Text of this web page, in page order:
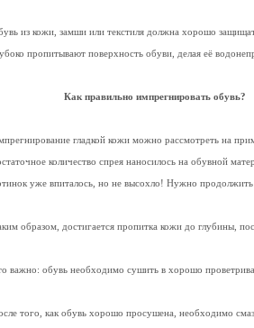
из кожи, замши или текстиля должна хорошо
пропитывают поверхность обуви, делая её
Как правильно импрегнировать обувь?
гладкой кожи можно рассмотреть на
количество спрея наносилось на обувной
уже впиталось, но не высохло! Нужно продолжить
образом, достигается пропитка кожи до глубины,
важно: обувь необходимо сушить в хорошо
того, как обувь хорошо просушена, необходимо